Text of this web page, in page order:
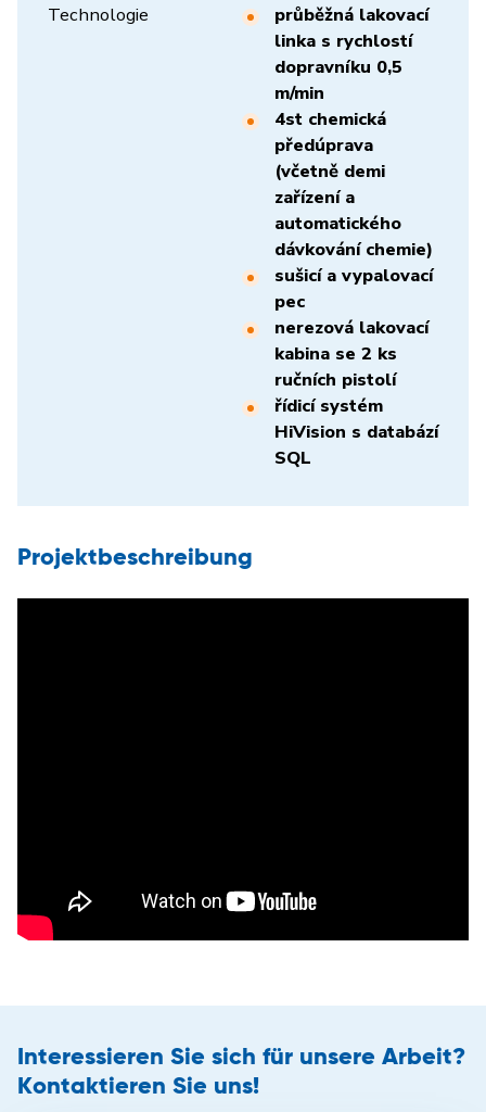
Technologie
průběžná lakovací
linka s rychlostí
dopravníku 0,5
m/min
4st chemická
předúprava
(včetně demi
zařízení a
automatického
dávkování chemie)
sušicí a vypalovací
pec
nerezová lakovací
kabina se 2 ks
ručních pistolí
řídicí systém
HiVision s databází
SQL
Projektbeschreibung
Interessieren Sie sich für unsere Arbeit?
Kontaktieren Sie uns!